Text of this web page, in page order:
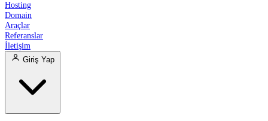
Hosting
Domain
Araçlar
Referanslar
İletişim
Giriş Yap